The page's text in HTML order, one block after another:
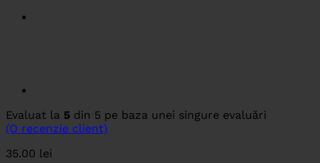
Evaluat la 5 din 5 pe baza unei singure evaluări
(O recenzie client)
35.00 lei